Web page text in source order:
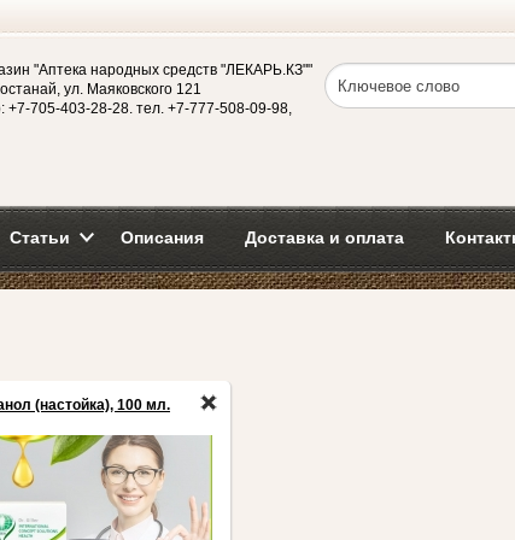
"Аптека народных средств "ЛЕКАРЬ.КЗ""
ул. Маяковского 121
+7-705-403-28-28. тел. +7-777-508-09-98,
Статьи Описания Доставка и оплата
(настойка), 100 мл.